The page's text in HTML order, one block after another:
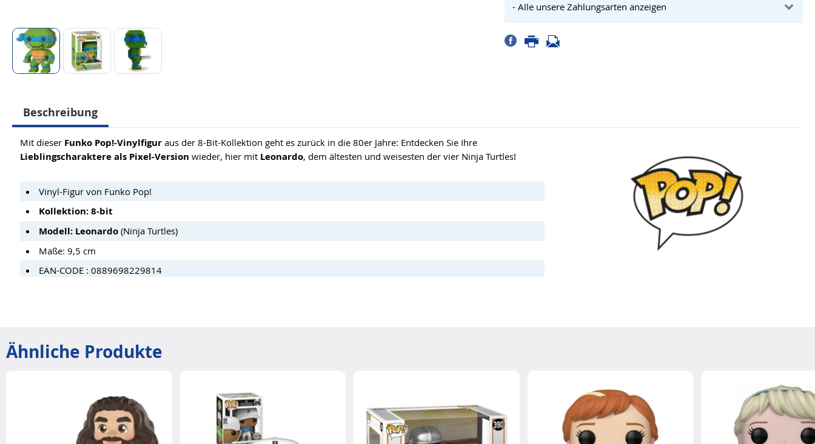
- Alle unsere Zahlungsarten anzeigen
Beschreibung
Mit dieser Funko Pop!-Vinylfigur aus der 8-Bit-Kollektion geht es zurück in die 80er Jahre: Entdecken Sie Ihre
Lieblingscharaktere als Pixel-Version wieder, hier mit Leonardo, dem ältesten und weisesten der vier Ninja Turtles!
Vinyl-Figur von Funko Pop!
Kollektion: 8-bit
Modell: Leonardo (Ninja Turtles)
Maße: 9,5 cm
EAN-CODE : 0889698229814
Ähnliche Produkte